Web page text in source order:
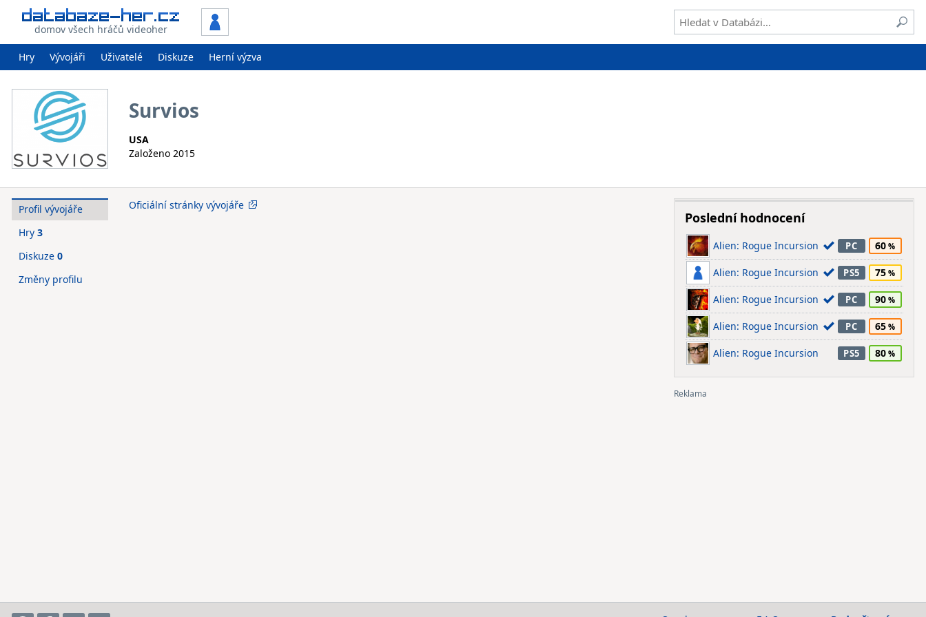
domov všech hráčů videoher
Hry Vývojáři Uživatelé Diskuze Herní výzva
Survios
USA
Založeno 2015
Oficiální stránky vývojáře
Profil vývojáře
Hry 3
Diskuze 0
Změny profilu
Poslední hodnocení
Alien: Rogue Incursion PC 60
Alien: Rogue Incursion PS5 75
Alien: Rogue Incursion PC 90
Alien: Rogue Incursion PC 65
Alien: Rogue Incursion PS5 80